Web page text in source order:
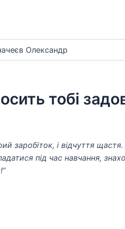
Олександр
тобі
заробіток, і відчуття
під час навчання,